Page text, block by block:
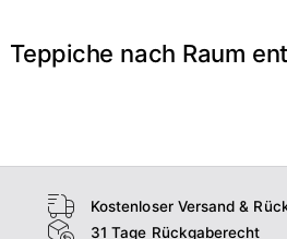
Teppiche nach Raum
Wohnzimmer
Kostenloser Versand &
31 Tage Rückgaberecht